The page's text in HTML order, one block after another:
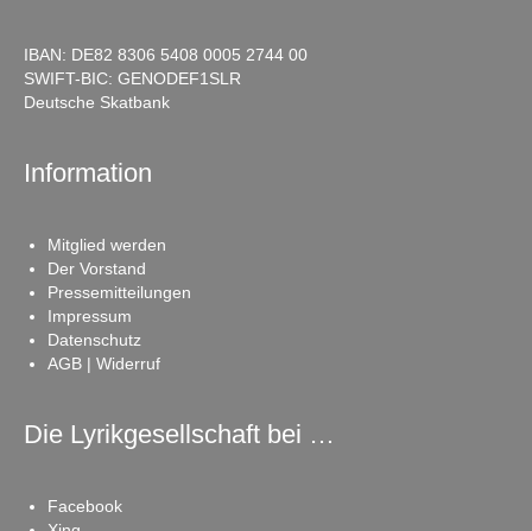
IBAN: DE82 8306 5408 0005 2744 00
SWIFT-BIC: GENODEF1SLR
Deutsche Skatbank
Information
Mitglied werden
Der Vorstand
Pressemitteilungen
Impressum
Datenschutz
AGB | Widerruf
Die Lyrikgesellschaft bei …
Facebook